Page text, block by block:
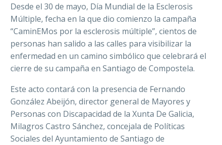
Desde el 30 de mayo, Día Mundial de la Esclerosis
Múltiple, fecha en la que dio comienzo la campaña
“CaminEMos por la esclerosis múltiple”, cientos de
personas han salido a las calles para visibilizar la
enfermedad en un camino simbólico que celebrará el
cierre de su campaña en Santiago de Compostela.
Este acto contará con la presencia de Fernando
González Abeijón, director general de Mayores y
Personas con Discapacidad de la Xunta De Galicia,
Milagros Castro Sánchez, concejala de Políticas
Sociales del Ayuntamiento de Santiago de